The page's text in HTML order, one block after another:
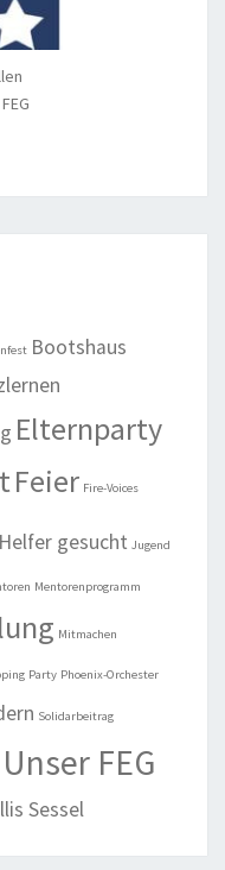
Bootshaus
Elternparty
Feier Fire-Voices
Helfer gesucht Jugend
Mentorenprogramm
Mitmachen
Party Phoenix-Orchester
Solidarbeitrag
Unser FEG
Sessel